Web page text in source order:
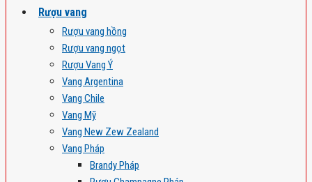
Rượu vang
Rượu vang hồng
Rượu vang ngọt
Rượu Vang Ý
Vang Argentina
Vang Chile
Vang Mỹ
Vang New Zew Zealand
Vang Pháp
Brandy Pháp